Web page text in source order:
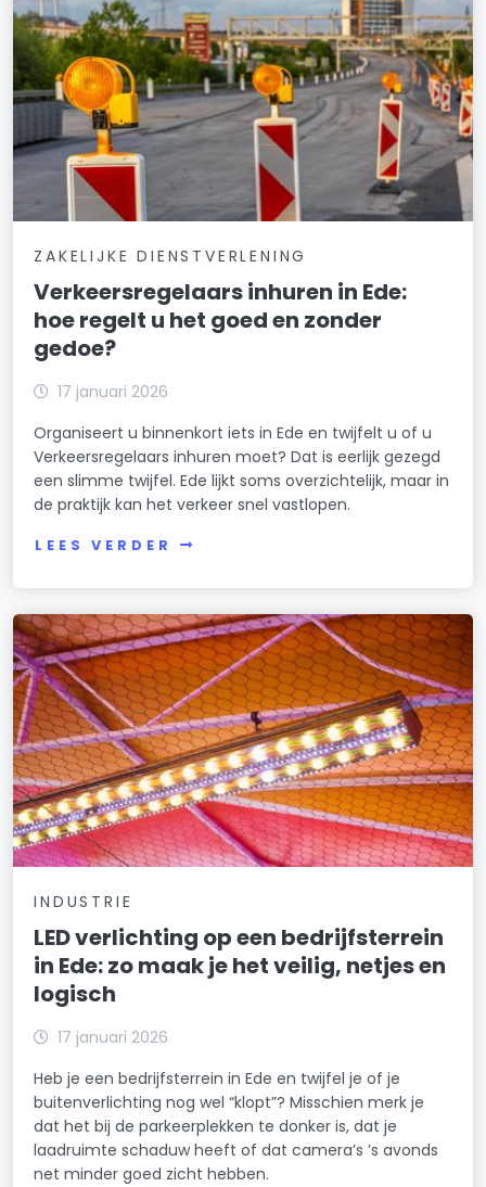
ZAKELIJKE DIENSTVERLENING
Verkeersregelaars inhuren in Ede:
hoe regelt u het goed en zonder
gedoe?
17 januari 2026
Organiseert u binnenkort iets in Ede en twijfelt u of u
Verkeersregelaars inhuren moet? Dat is eerlijk gezegd
een slimme twijfel. Ede lijkt soms overzichtelijk, maar in
de praktijk kan het verkeer snel vastlopen.
LEES VERDER
INDUSTRIE
LED verlichting op een bedrijfsterrein
in Ede: zo maak je het veilig, netjes en
logisch
17 januari 2026
Heb je een bedrijfsterrein in Ede en twijfel je of je
buitenverlichting nog wel “klopt”? Misschien merk je
dat het bij de parkeerplekken te donker is, dat je
laadruimte schaduw heeft of dat camera’s ’s avonds
net minder goed zicht hebben.